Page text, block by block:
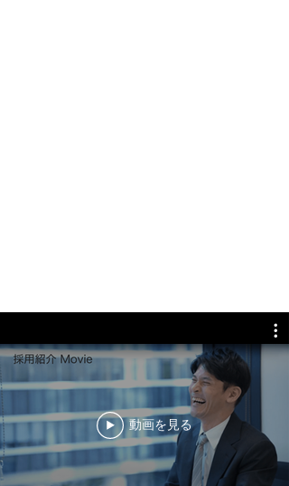
動画を見る